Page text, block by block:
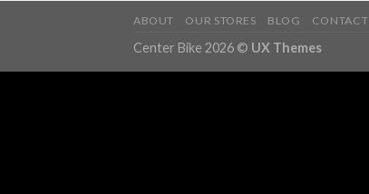
ABOUT OUR STORES BLOG CONTACT
Center Bike 2026 © UX Themes